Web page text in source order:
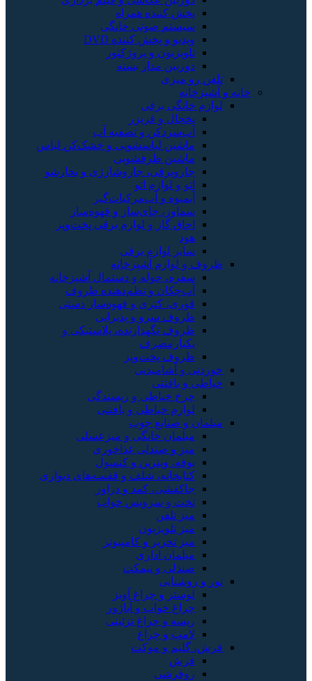
پخش کننده همراه
سیستم صوتی خانگی
ویدیو و پخش کننده DVD
تلویزیون و پروژکتور
دوربین مدار بسته
تلفن رو میزی
خانه و آشپزخانه
لوازم خانگی برقی
یخچال و فریزر
آب‌سردکن و تصفیه آب
ماشین لباسشویی و خشک‌کن لباس
ماشین ظرفشویی
جاروبرقی، جاروشارژی و بخارشو
اتو و لوازم اتو
آبمیوه و آب‌مرکبات‌گیر
سماور، چای‌ساز و قهوه‌ساز
اجاق گاز و لوازم برقی پخت‌وپز
هود
سایر لوازم برقی
ظروف و لوازم آشپزخانه
سفره، حوله و دستمال آشپزخانه
آب‌چکان و نظم‌دهنده ظروف
قوری، کتری و قهوه‌ساز دستی
ظروف سرو و پذیرایی
ظروف نگهدارنده، پلاستیکی و
یکبارمصرف
ظروف پخت‌وپز
خوردنی و آشامیدنی
خیاطی و بافتنی
چرخ خیاطی و ریسندگی
لوازم خیاطی و بافتنی
مبلمان و صنایع چوب
مبلمان خانگی و میزعسلی
میز و صندلی غذاخوری
بوفه، ویترین و کنسول
کتابخانه، شلف و قفسه‌های دیواری
جاکفشی، کمد و دراور
تخت و سرویس خواب
میز تلفن
میز تلویزیون
میز تحریر و کامپیوتر
مبلمان اداری
صندلی و نیمکت
نور و روشنایی
لوستر و چراغ آویز
چراغ خواب و آباژور
ریسه و چراغ تزئینی
لامپ و چراغ
فرش، گلیم و موکت
فرش
روفرشی